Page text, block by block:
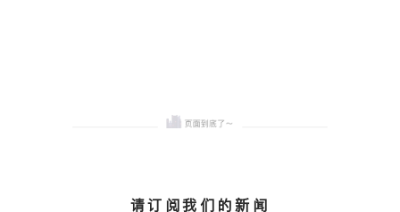
请订阅我们的新闻